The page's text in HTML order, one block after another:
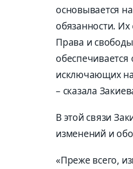
основывается
обязанности.
Права и
исключающих
– сказала
В этой связи
изменений и
«Преже всего,